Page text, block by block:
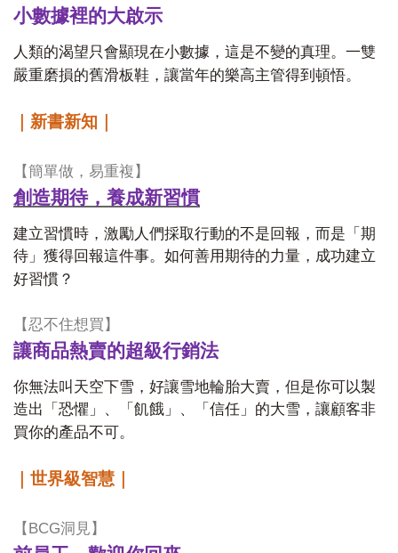
小數據裡的大啟示
人類的渴望只會顯現在小數據，這是不變的真理。一雙
嚴重磨損的舊滑板鞋，讓當年的樂高主管得到頓悟。
｜新書新知｜
【簡單做，易重複】
創造期待，養成新習慣
建立習慣時，激勵人們採取行動的不是回報，而是「期
待」獲得回報這件事。如何善用期待的力量，成功建立
好習慣？
【忍不住想買】
讓商品熱賣的超級行銷法
你無法叫天空下雪，好讓雪地輪胎大賣，但是你可以製
造出「恐懼」、「飢餓」、「信任」的大雪，讓顧客非
買你的產品不可。
｜世界級智慧｜
【 BCG洞見】